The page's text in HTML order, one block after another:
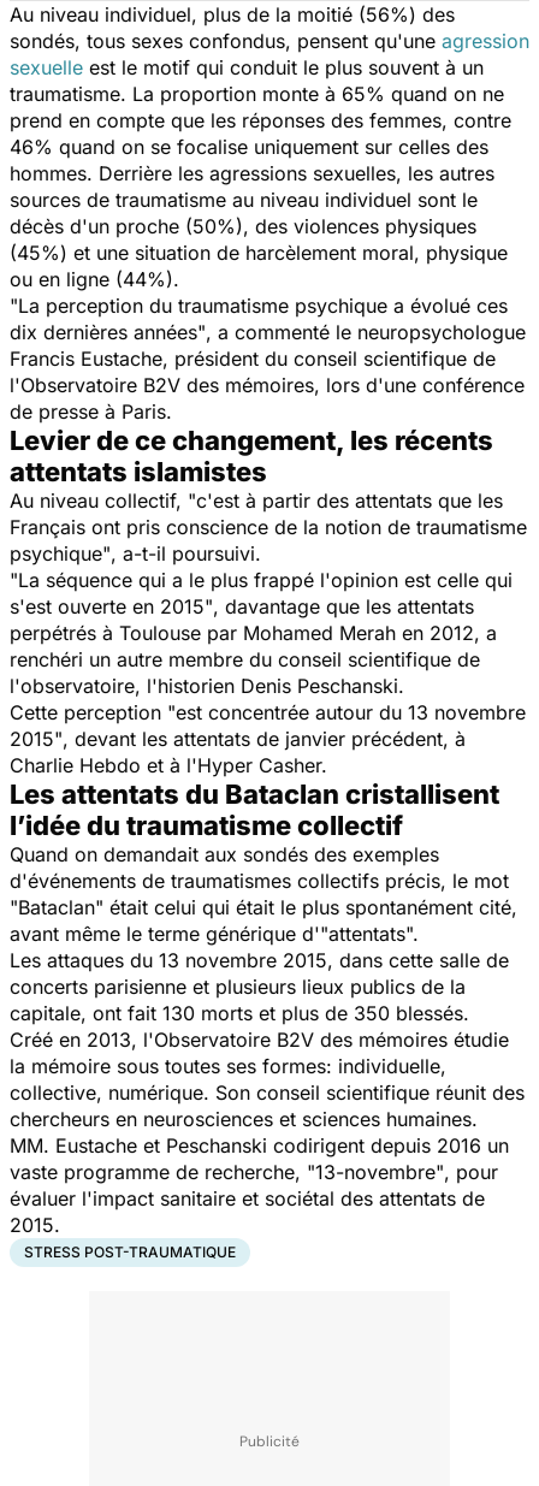
Au niveau individuel, plus de la moitié (56%) des
sondés, tous sexes confondus, pensent qu'une agression
sexuelle est le motif qui conduit le plus souvent à un
traumatisme. La proportion monte à 65% quand on ne
prend en compte que les réponses des femmes, contre
46% quand on se focalise uniquement sur celles des
hommes. Derrière les agressions sexuelles, les autres
sources de traumatisme au niveau individuel sont le
décès d'un proche (50%), des violences physiques
(45%) et une situation de harcèlement moral, physique
ou en ligne (44%).
"La perception du traumatisme psychique a évolué ces
dix dernières années", a commenté le neuropsychologue
Francis Eustache, président du conseil scientifique de
l'Observatoire B2V des mémoires, lors d'une conférence
de presse à Paris.
Levier de ce changement, les récents
attentats islamistes
Au niveau collectif, "c'est à partir des attentats que les
Français ont pris conscience de la notion de traumatisme
psychique", a-t-il poursuivi.
"La séquence qui a le plus frappé l'opinion est celle qui
s'est ouverte en 2015", davantage que les attentats
perpétrés à Toulouse par Mohamed Merah en 2012, a
renchéri un autre membre du conseil scientifique de
l'observatoire, l'historien Denis Peschanski.
Cette perception "est concentrée autour du 13 novembre
2015", devant les attentats de janvier précédent, à
Charlie Hebdo et à l'Hyper Casher.
Les attentats du Bataclan cristallisent
l’idée du traumatisme collectif
Quand on demandait aux sondés des exemples
d'événements de traumatismes collectifs précis, le mot
"Bataclan" était celui qui était le plus spontanément cité,
avant même le terme générique d'"attentats".
Les attaques du 13 novembre 2015, dans cette salle de
concerts parisienne et plusieurs lieux publics de la
capitale, ont fait 130 morts et plus de 350 blessés.
Créé en 2013, l'Observatoire B2V des mémoires étudie
la mémoire sous toutes ses formes: individuelle,
collective, numérique. Son conseil scientifique réunit des
chercheurs en neurosciences et sciences humaines.
MM. Eustache et Peschanski codirigent depuis 2016 un
vaste programme de recherche, "13-novembre", pour
évaluer l'impact sanitaire et sociétal des attentats de
2015.
STRESS POST-TRAUMATIQUE